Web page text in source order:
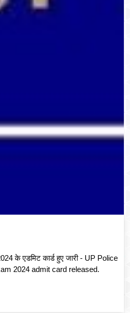
2024 के एडमिट कार्ड हुए जारी - UP Police
2024 admit card released.